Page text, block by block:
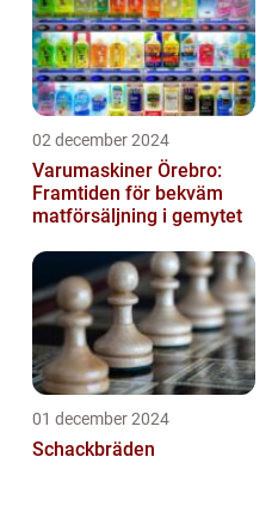
02 december 2024
Varumaskiner Örebro:
Framtiden för bekväm
matförsäljning i gemytet
01 december 2024
Schackbräden